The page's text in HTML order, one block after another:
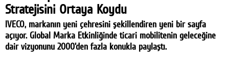
Facebook
Twitter
Google Plus
Stratejisini Ortaya Koydu
IVECO, markanın yeni çehresini şekillendiren yeni bir sayfa
açıyor. Global Marka Etkinliğinde ticari mobilitenin geleceğine
dair vizyonunu 2000'den fazla konukla paylaştı.